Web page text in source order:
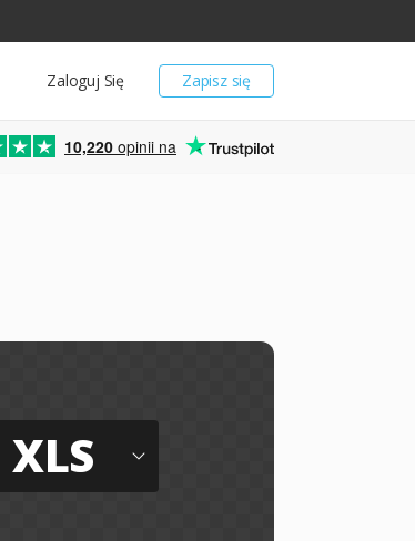
Zapisz się
Zaloguj Się
10,220 opinii na
XLS